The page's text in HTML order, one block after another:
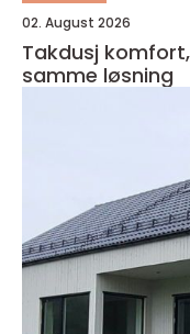
02. August 2026
Takdusj komfort, design og funksjon i
samme løsning